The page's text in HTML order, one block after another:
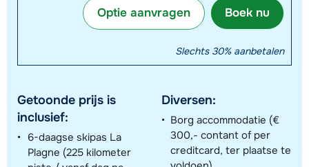
Boek nu
Optie aanvragen
Slechts 30% aanbetalen
Getoonde prijs is
inclusief:
6-daagse skipas La
Plagne (225 kilometer
Diversen:
Borg accommodatie (€
300,- contant of per
creditcard, ter plaatse te